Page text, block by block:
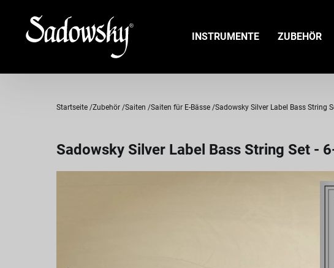
INSTRUMENTE ZUBEHÖR
Startseite Zubehör Saiten Saiten für E-Bässe Sadowsky Silver Label Bass String
Sadowsky Silver Label Bass String Set -